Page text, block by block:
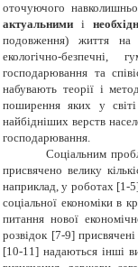
оточуючого
актуальними і
подовження) життя на
екологічно-
господарювання та
набувають теорії і
поширення яких у світі
найбідніших верств
господарювання.
Соціальним
присвячено велику
наприклад, у роботах [1-
соціальної економіки в
питання нової
розвідок [7-9]
[10-11] надаються інші